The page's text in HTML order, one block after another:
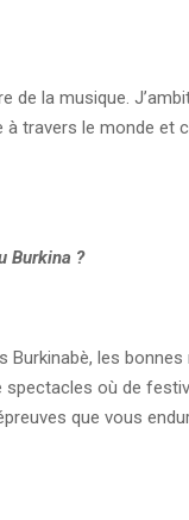
de la musique.
travers le monde et
Burkina ?
Burkinabè, les bonnes
où de
que vous